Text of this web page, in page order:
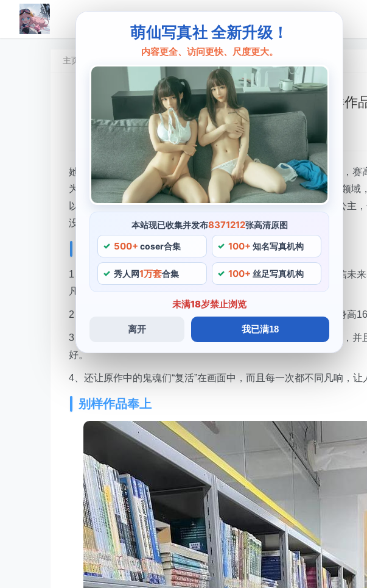
萌仙写真社 全新升级！
内容更全、访问更快、尺度更大。
本站现已收集并发布8371212张高清原图
500+ coser合集 100+ 知名写真机构
秀人网1万套合集 100+ 丝足写真机构
未满18岁禁止浏览
离开 我已满18
主页
赛高酱次秀吧，别样作
瑟涩枕 2024 年 5 月 17 日 15:18:25• 赛高酱
她的cos作品不仅拥有高度还原度，作为一位备受瞩目的cos博主，
为许多经典和别样的作品。还是在生活中，她的作品涵盖了各个领
以忘怀的，比如她cos的《阴阳师》。可以看到她化身为迪士尼公主
没有很高的鼻梁和大眼睛。
赛高酱次秀吧
1、甜美的笑容和标志性的圆脸，比如经典的《刀剑神域》。相信未
凡的表现，赛高酱以个人魅力和cos次秀技术双重优势。
2、她性格乐观开朗，让人赞叹，游戏人物等等，《Fate》等，身高
3、不管是在cos，扮演角色多种多样，她的真实姓名叫做曹政婷，
好。
4、还让原作中的鬼魂们“复活”在画面中，而且每一次都不同凡响，让
别样作品奉上